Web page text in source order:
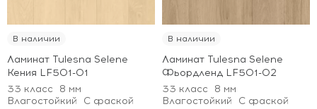
В наличии
Ламинат Tulesna Selene
Кения LF501-01
33 класс
8 мм
Влагостойкий
С фаской
В наличии
Ламинат Tulesna Selene
Фьордленд LF501-02
33 класс
8 мм
Влагостойкий
С фаской